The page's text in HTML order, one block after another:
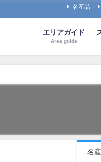
名産品
エリアガイド
Area guide
名